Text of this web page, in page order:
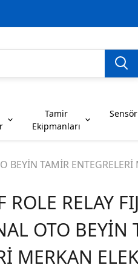
SENSÖRLER
SERİSİ ENTEGRELER C
ENTEGRELER G
ENTEGRELER
Dirençler
Tamir
Ekipmanları
BEYİN TAMİR
RELAY
OTO BEYİN
MERKAN